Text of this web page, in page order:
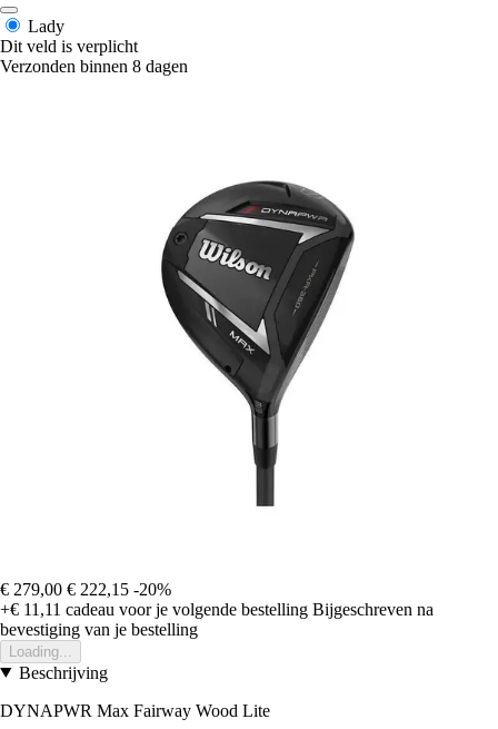
Lady
Dit veld is verplicht
Verzonden binnen 8 dagen
€ 279,00 € 222,15 -20%
+€ 11,11 cadeau voor je volgende bestelling Bijgeschreven na
bevestiging van je bestelling
Loading...
Beschrijving
DYNAPWR Max Fairway Wood Lite